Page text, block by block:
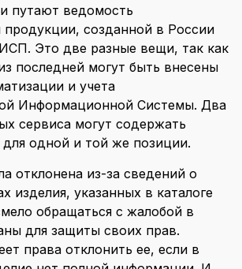
путают ведомость
созданной в России
Это две разные вещи, так как
последней могут быть внесены
и учета
Информационной Системы. Два
сервиса могут содержать
одной и той же позиции.
отклонена из-за сведений о
изделия, указанных в каталоге
обращаться с жалобой в
для защиты своих прав.
права отклонить ее, если в